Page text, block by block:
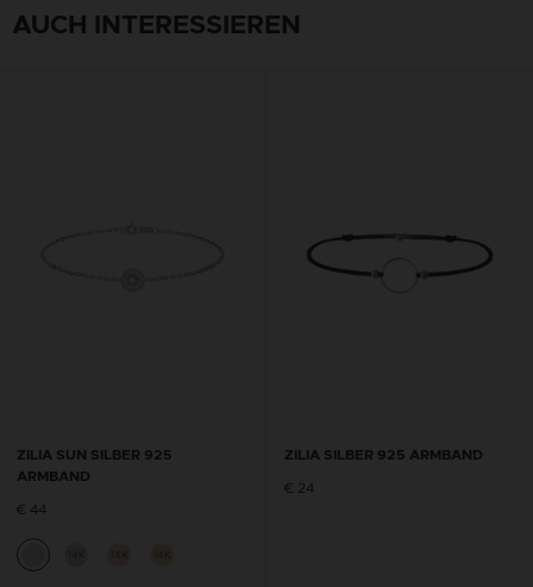
AUCH INTERESSIEREN
ZILIA SUN SILBER 925
ARMBAND
€ 44
ZILIA SILBER 925 ARMBAND
€ 24